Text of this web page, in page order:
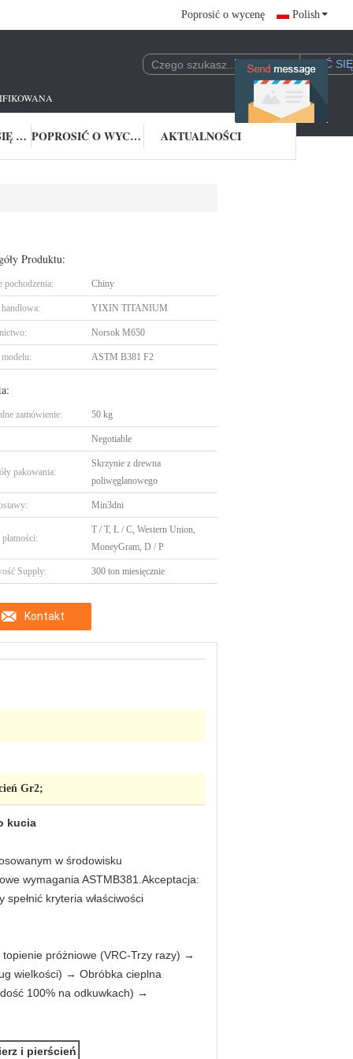
Poprosić o wycenę Polish
FABRYKA AS9100 I NORSOK M650.
SKONTAKTUJ SIĘ Z NAMI POPROSIĆ O WYCENĘ AKTUALNOŚCI
Produktu:
pochodzenia: Chiny
YIXIN TITANIUM
Norsok M650
ASTM B381 F2
zamówienie: 50 kg
Negotiable
pakowania:
Skrzynie z drewna
poliwęglanowego
Min3dni
T / T, L / C, Western Union,
MoneyGram, D / P
Supply: 300 ton miesięcznie
Kontakt
Gr2;
kucia
w środowisku
wymagania ASTMB381.Akceptacja:
kryteria właściwości
próżniowe (VRC-Trzy razy) →
wielkości) → Obróbka cieplna
100% na odkuwkach) →
i pierścień